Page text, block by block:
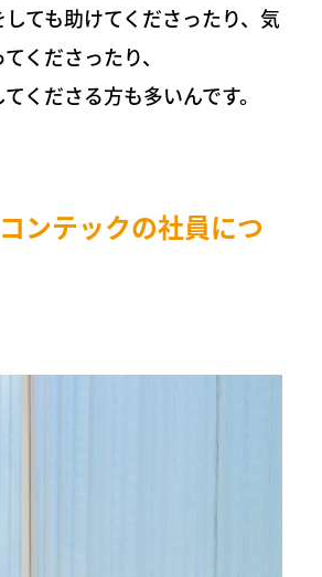
ても助けてくださったり、気
くださったり、
くださる方も多いんです。
ンテックの社員につ